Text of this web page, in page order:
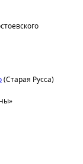
(Старая Русса)